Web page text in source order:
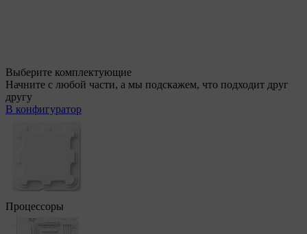
Выберите комплектующие
Начните с любой части, а мы подскажем, что подходит друг
другу
В конфигуратор
Процессоры